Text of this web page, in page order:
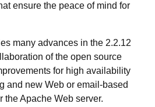
ensure the peace of mind for
many advances in the 2.2.12
of the open source
for high availability
and new Web or email-based
the Apache Web server.